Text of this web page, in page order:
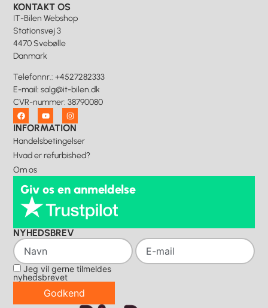
KONTAKT OS
IT-Bilen Webshop
Stationsvej 3
4470 Svebølle
Danmark
Telefonnr.: +4527282333
E-mail:salg@it-bilen.dk
CVR-nummer: 38790080
INFORMATION
Handelsbetingelser
Hvad er refurbished?
Om os
Giv os en anmeldelse
NYHEDSBREV
Jeg vil gerne tilmeldes
nyhedsbrevet
Godkend